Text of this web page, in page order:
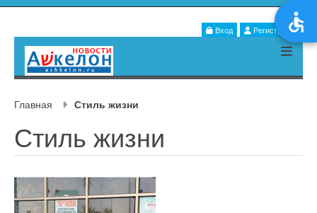
Вход Регистрация
Главная Стиль жизни
Стиль жизни